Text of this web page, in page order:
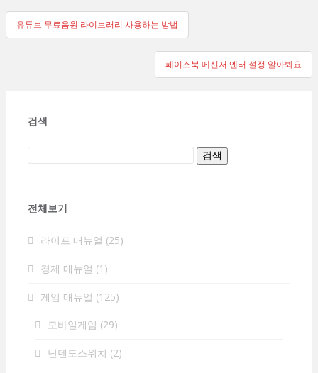
글
유튜브 무료음원 라이브러리 사용하는 방법
페이스북 메신저 엔터 설정 알아봐요
검색
전체보기
라이프 매뉴얼 (25)
경제 매뉴얼 (1)
게임 매뉴얼 (125)
모바일게임 (29)
닌텐도스위치 (2)